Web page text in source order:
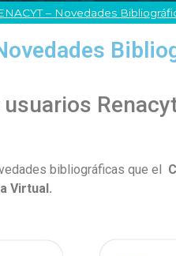
– Novedades
bibliográficas que el
Virtual.